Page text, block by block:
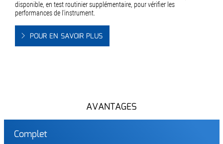
disponible, en test routinier supplémentaire, pour vérifier les
performances de l'instrument.
POUR EN SAVOIR PLUS
AVANTAGES
Complet